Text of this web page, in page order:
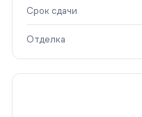
Срок сдачи
Отделка